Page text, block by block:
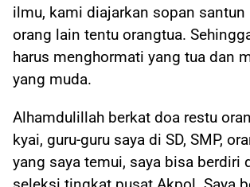
ilmu, kami diajarkan sopan santun
orang lain tentu orangtua.
harus menghormati yang tua dan
yang muda.
Alhamdulillah berkat doa restu
kyai, guru-guru saya di SD, SMP,
yang saya temui, saya bisa berdiri